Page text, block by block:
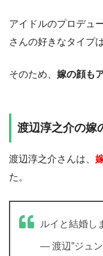
アイドルのプロデュ
さんの好きなタイプ
そのため、 嫁の顔も
渡辺淳之介の嫁
渡辺淳之介さんは、
た。
ルイと結婚し
— 渡辺”ジュ